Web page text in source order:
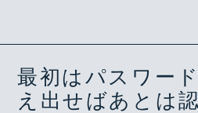
最初はパスワー
え出せばあとは